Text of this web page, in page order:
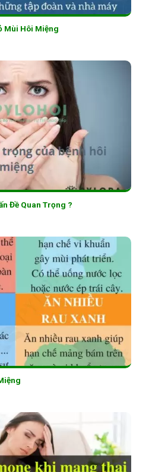
Mùi Hôi Miệng
Đề Quan Trọng ?